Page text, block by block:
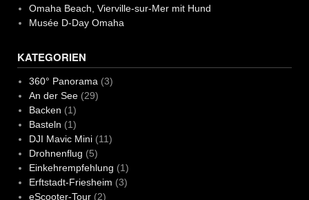
Omaha Beach, Vierville-sur-Mer mit Hund
Musée D-Day Omaha
KATEGORIEN
360° Panorama (3)
An der See(29)
Backen (1)
Basteln (1)
DJI Mavic Mini(11)
Drohnenflug (5)
Einkehrempfehlung (1)
Erftstadt-Friesheim (3)
eScooter-Tour(2)